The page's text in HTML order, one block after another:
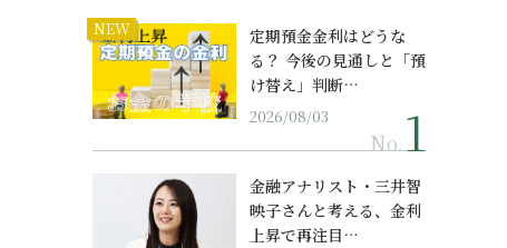
NEW
定期預金金利はどうな
る？ 今後の見通しと「預
け替え」判断…
2026/08/03
No.
金融アナリスト・三井智
映子さんと考える、金利
上昇で再注目…